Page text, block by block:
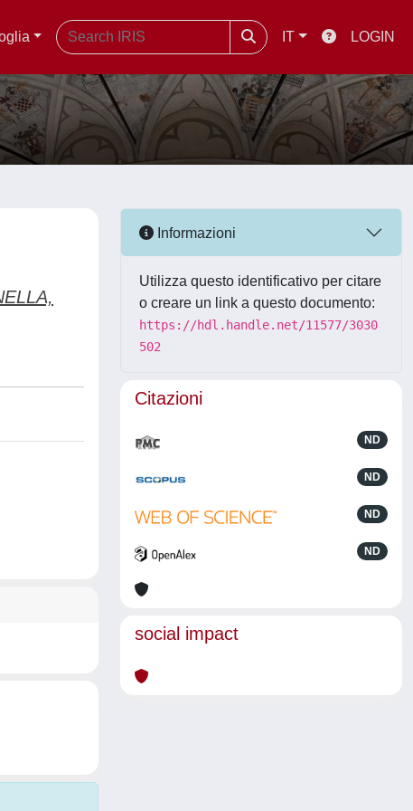
IT LOGIN
Informazioni
Utilizza questo identificativo per citare
o creare un link a questo documento:
https://hdl.handle.net/11577/3030
502
Citazioni
ND
ND
ND
ND
social impact